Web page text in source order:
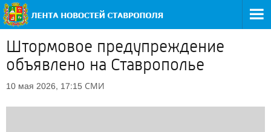
Штормовое предупреждение
объявлено на Ставрополье
10 мая 2026, 17:15 СМИ